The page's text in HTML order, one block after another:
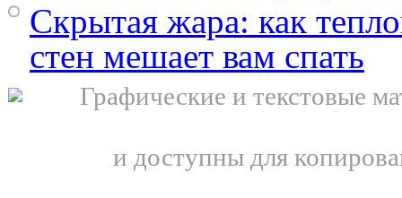
Скрытая жара: как
стен мешает вам спать
Графические и текстовые
и доступны для